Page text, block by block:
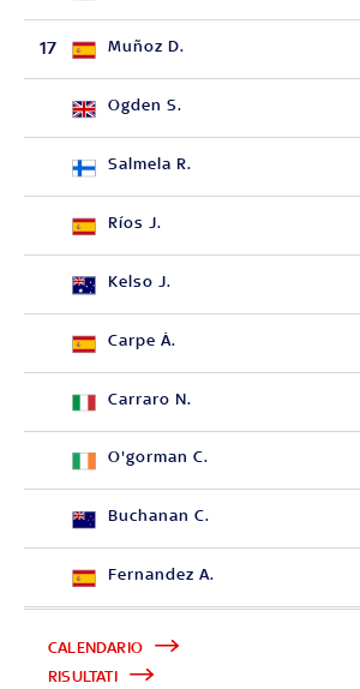
17 Muñoz D.
Ogden S.
Salmela R.
Ríos J.
Kelso J.
Carpe Á.
Carraro N.
O'gorman C.
Buchanan C.
Fernandez A.
CALENDARIO
RISULTATI